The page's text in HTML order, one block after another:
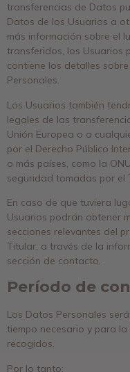
transferencias de Datos
Datos de los Usuarios a
más información sobre el
transferidos, los Usuarios
contiene los detalles
Personales.
Los Usuarios también
legales de las
Unión Europea o a
por el Derecho Público
o más países, como la
seguridad tomadas por el
En caso de que tuviera
Usuarios podrán obtener
secciones relevantes del
Titular, a través de la
sección de contacto.
Período de
Los Datos Personales
tiempo necesario y para
recogidos.
Por lo tanto: